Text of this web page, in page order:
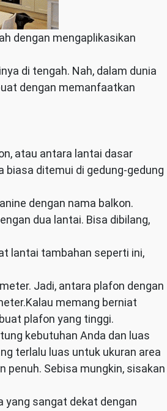
dengan mengaplikasikan
di tengah. Nah, dalam dunia
dengan memanfaatkan
atau antara lantai dasar
biasa ditemui di gedung-gedung
dengan nama balkon.
dua lantai. Bisa dibilang,
lantai tambahan seperti ini,
Jadi, antara plafon dengan
memang berniat
plafon yang tinggi.
kebutuhan Anda dan luas
terlalu luas untuk ukuran area
penuh. Sebisa mungkin, sisakan
yang sangat dekat dengan